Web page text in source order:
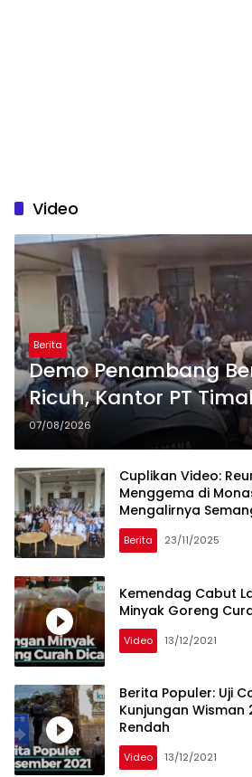
Video
Berita
Demo Penambang
Ricuh, Kantor PT
Gantung Terbakar;
Tata Niaga Timah
07/08/2026
Cuplikan Video:
Menggema di
Mengalirnya
di Indonesia
Berita 23/11/2025
Kemendag Cabut
Minyak Goreng
Video 13/12/2021
Berita Populer: Uji
Kunjungan Wisman
Rendah
Video 13/12/2021